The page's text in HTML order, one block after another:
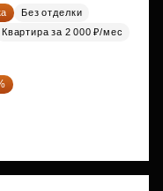
Без отделки
Квартира за 2 000 ₽/мес